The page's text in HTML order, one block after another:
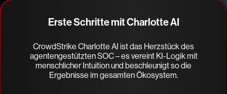
Erste Schritte mit Charlotte AI
CrowdStrike Charlotte AI ist das Herzstück des
agentengestützten SOC – es vereint KI-Logik mit
menschlicher Intuition und beschleunigt so die
Ergebnisse im gesamten Ökosystem.